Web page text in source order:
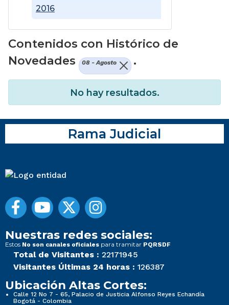
2016
Contenidos con Histórico de
Novedades
08 - Agosto .
No hay resultados.
Rama Judicial
Nuestras redes sociales:
Estos No son canales oficiales para tramitar PQRSDF
Total de Visitantes : 22171945
Visitantes Últimas 24 horas : 126387
Ubicación Altas Cortes:
Calle 12 No 7 - 65, Palacio de Justicia Alfonso Reyes Echandía
Bogotá - Colombia